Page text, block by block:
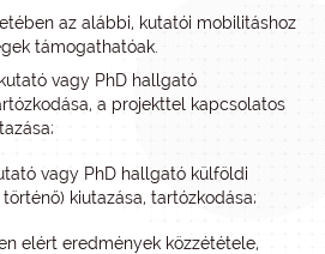
az alábbi, kutatói mobilitáshoz
támogathatóak.
vagy PhD hallgató
a projekttel kapcsolatos
vagy PhD hallgató külföldi
kiutazása, tartózkodása;
elért eredmények közzététele,